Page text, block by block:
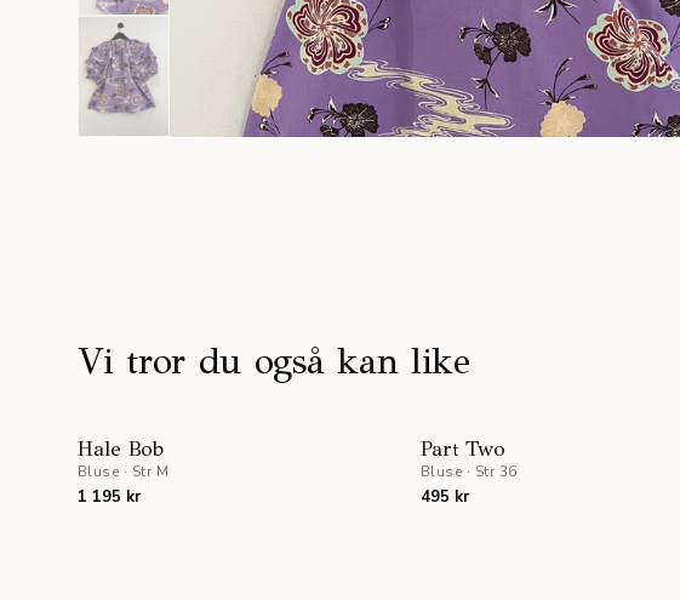
Vi tror du også kan like
Hale Bob
Bluse · Str M
1 195 kr
Part Two
Bluse · Str 36
495 kr